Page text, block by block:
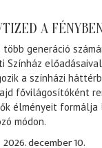
A
több generáció
Színház
a színházi
fővilágosítóként
élményeit
módon.
2026. december 10.